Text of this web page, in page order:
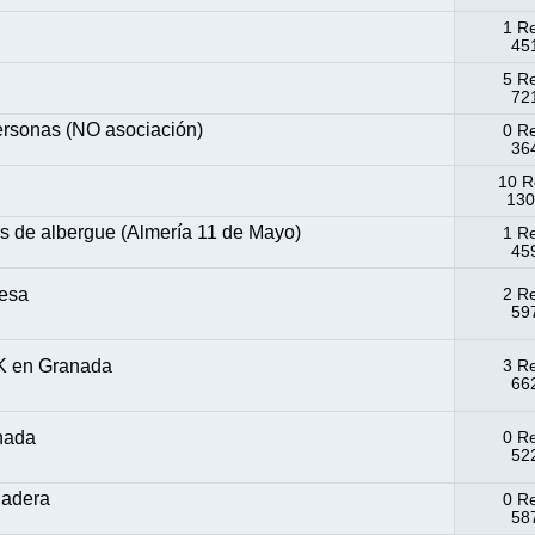
1
5
(NO asociación)
0
10
de albergue (Almería 11 de Mayo)
1
2
en Granada
3
0
0